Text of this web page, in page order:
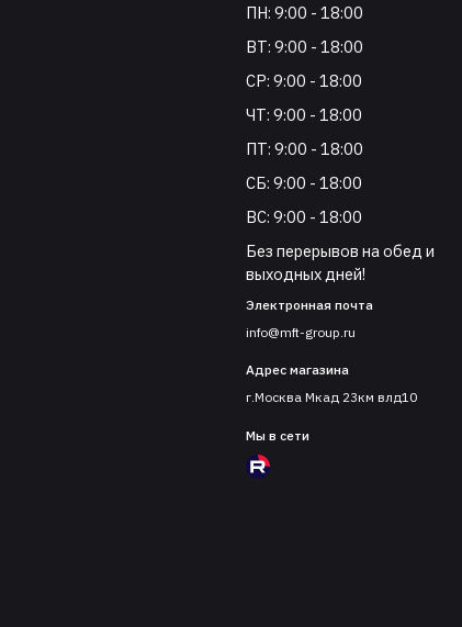
ПН: 9:00 - 18:00
ВТ: 9:00 - 18:00
СР: 9:00 - 18:00
ЧТ: 9:00 - 18:00
ПТ: 9:00 - 18:00
СБ: 9:00 - 18:00
ВС: 9:00 - 18:00
Без перерывов на обед и
выходных дней!
Электронная почта
info@mft-group.ru
Адрес магазина
г.Москва Мкад 23км влд10
Мы в сети